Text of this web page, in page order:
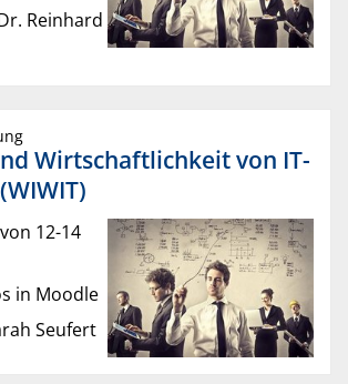
Reinhard
Wirtschaftlichkeit von IT-
12-14
in Moodle
Seufert